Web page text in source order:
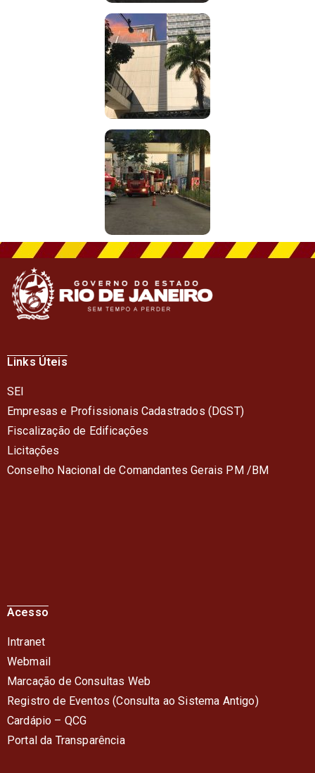
Links Úteis
SEI
Empresas e Profissionais Cadastrados (DGST)
Fiscalização de Edificações
Licitações
Conselho Nacional de Comandantes Gerais PM /BM
Acesso
Intranet
Webmail
Marcação de Consultas Web
Registro de Eventos (Consulta ao Sistema Antigo)
Cardápio – QCG
Portal da Transparência